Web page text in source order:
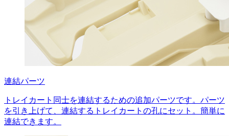
連結パーツ
トレイカート同士を連結するための追加パーツです。パーツ
を引き上げて、連結するトレイカートの孔にセット。簡単に
連結できます。